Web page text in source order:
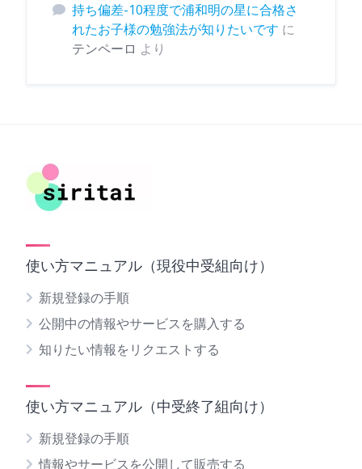
持ち偏差-10程度で浦和明の星に合格さ
れたお子様の勉強法が知りたいです に
テンペーロ より
使い方マニュアル（現役中受組向け）
新規登録の手順
公開中の情報やサービスを購入する
知りたい情報をリクエストする
使い方マニュアル（中受終了組向け）
新規登録の手順
情報やサービスを公開して販売する